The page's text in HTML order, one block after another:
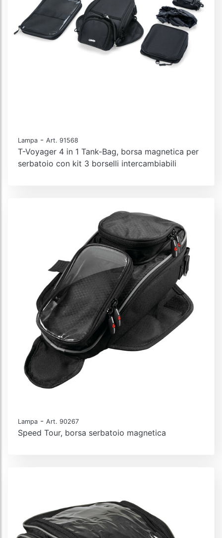
Lampa - Art. 91568
T-Voyager 4 in 1 Tank-Bag, borsa magnetica per
serbatoio con kit 3 borselli intercambiabili
Lampa - Art. 90267
Speed Tour, borsa serbatoio magnetica